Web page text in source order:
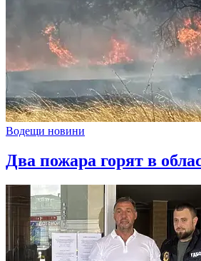
Водещи новини
Два пожара горят в